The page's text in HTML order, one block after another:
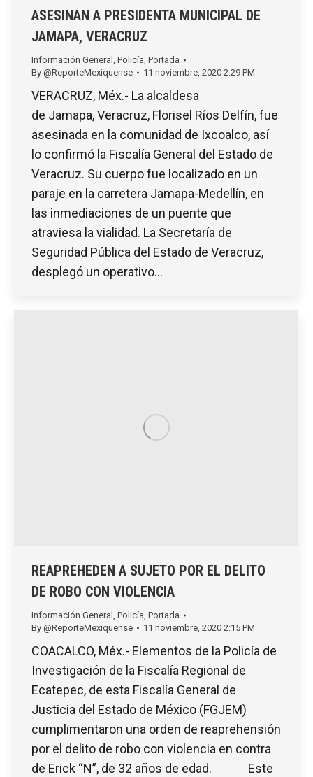
ASESINAN A PRESIDENTA MUNICIPAL DE
JAMAPA, VERACRUZ
Información General Policía Portada
By @ReporteMexiquense 11 noviembre, 2020 2:29 PM
VERACRUZ, Méx.- La alcaldesa
de Jamapa, Veracruz, Florisel Ríos Delfín, fue
asesinada en la comunidad de Ixcoalco, así
lo confirmó la Fiscalía General del Estado de
Veracruz. Su cuerpo fue localizado en un
paraje en la carretera Jamapa-Medellín, en
las inmediaciones de un puente que
atraviesa la vialidad. La Secretaría de
Seguridad Pública del Estado de Veracruz,
desplegó un operativo…
REAPREHEDEN A SUJETO POR EL DELITO
DE ROBO CON VIOLENCIA
Información General , Policía, Portada
By @ReporteMexiquense 11 noviembre, 2020 2:15 PM
COACALCO, Méx.- Elementos de la Policía de
Investigación de la Fiscalía Regional de
Ecatepec, de esta Fiscalía General de
Justicia del Estado de México (FGJEM)
cumplimentaron una orden de reaprehensión
por el delito de robo con violencia en contra
de Erick “N”, de 32 años de edad. Este